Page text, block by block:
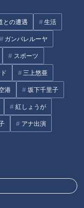
との遭遇 生活
ガンバレルーヤ
スポーツ
三上悠亜
港 坂下千里子
紅しょうが
アナ出演
名に顔を赤らめる？